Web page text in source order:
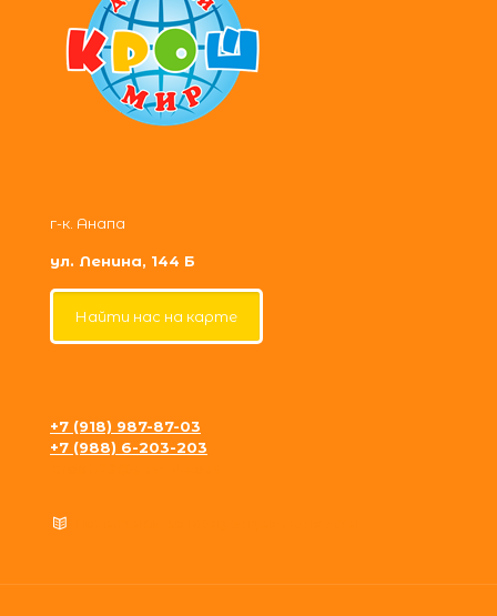
г-к. Анапа
ул. Ленина, 144 Б
Найти нас на карте
+7 (918) 987-87-03
+7 (988) 6-203-203